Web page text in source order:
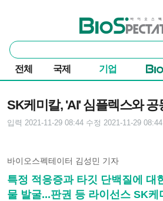
바이오스펙테이터
통
합
검
색
전체 국제 기업
SK케미칼, 'AI' 심플렉스와 공
입력 2021-11-29 08:44 수정 2021-11-29 08:44
바이오스펙테이터 김성민 기자
특정 적응증과 타깃 단백질에 대
물 발굴...판권 등 라이선스 SK케